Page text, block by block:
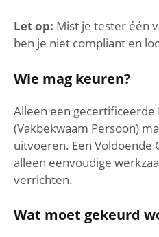
Let op: Mist je tester één
ben je niet compliant en
Wie mag keuren?
Alleen een
(Vakbekwaam Persoon)
uitvoeren. Een Voldoende
alleen eenvoudige
verrichten.
Wat moet gekeurd